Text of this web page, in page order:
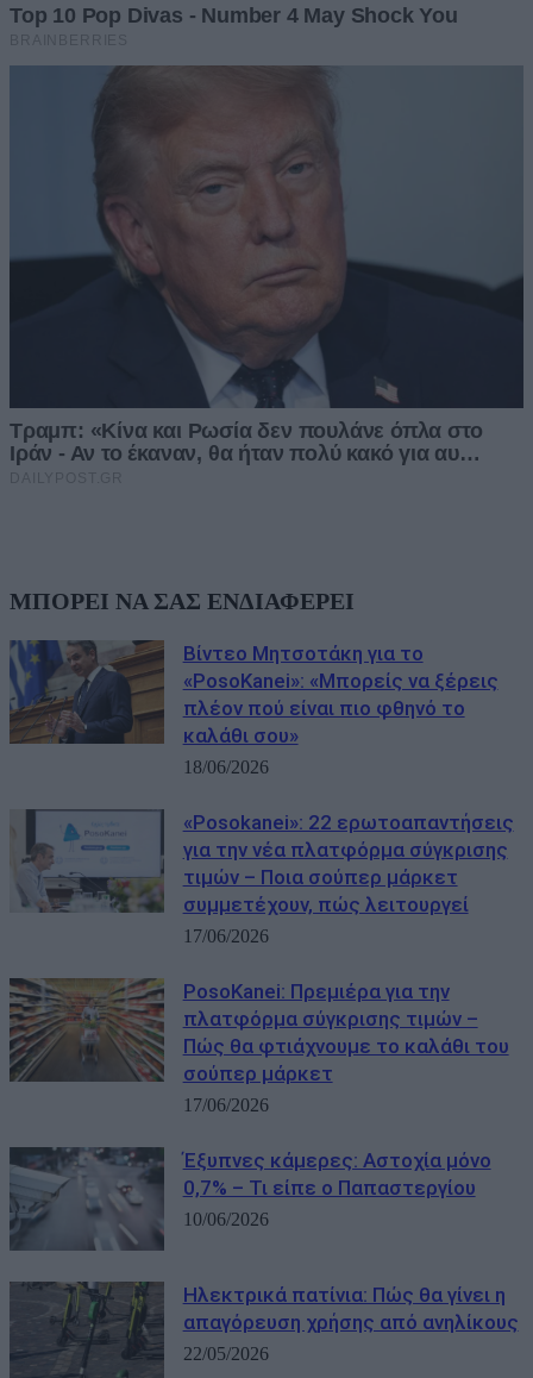
ΜΠΟΡΕΙ ΝΑ ΣΑΣ ΕΝΔΙΑΦΕΡΕΙ
Βίντεο Μητσοτάκη για το
«PosoKanei»: «Μπορείς να ξέρεις
πλέον πού είναι πιο φθηνό το
καλάθι σου»
18/06/2026
«Posokanei»: 22 ερωτοαπαντήσεις
για την νέα πλατφόρμα σύγκρισης
τιμών – Ποια σούπερ μάρκετ
συμμετέχουν, πώς λειτουργεί
17/06/2026
PosoKanei: Πρεμιέρα για την
πλατφόρμα σύγκρισης τιμών –
Πώς θα φτιάχνουμε το καλάθι του
σούπερ μάρκετ
17/06/2026
Έξυπνες κάμερες: Αστοχία μόνο
0,7% – Τι είπε ο Παπαστεργίου
10/06/2026
Ηλεκτρικά πατίνια: Πώς θα γίνει η
απαγόρευση χρήσης από ανηλίκους
22/05/2026